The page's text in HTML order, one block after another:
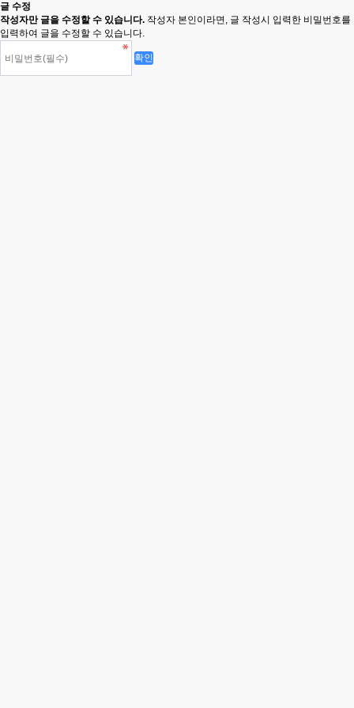
글 수정
작성자만 글을 수정할 수 있습니다. 작성자 본인이라면, 글 작성시 입력한 비밀번호를
입력하여 글을 수정할 수 있습니다.